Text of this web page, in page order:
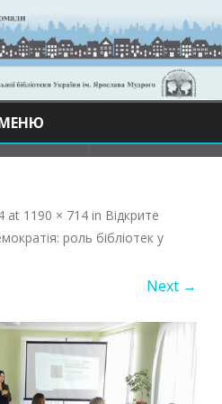
at 1190 × 714 in Відкрите
роль бібліотек у
Next →